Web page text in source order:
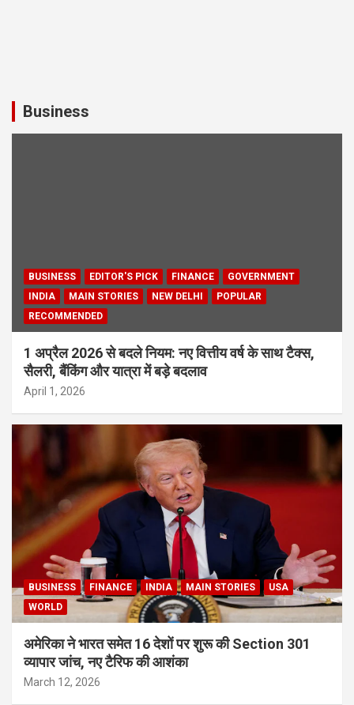
Business
BUSINESS EDITOR'S PICK FINANCE
GOVERNMENT
INDIA
MAIN STORIES NEW DELHI
POPULAR
RECOMMENDED
1 अप्रैल 2026 से बदले नियम: नए वित्तीय वर्ष के साथ टैक्स,
सैलरी, बैंकिंग और यात्रा में बड़े बदलाव
April 1, 2026
BUSINESS FINANCE INDIA MAIN STORIES
USA
WORLD
अमेरिका ने भारत समेत 16 देशों पर शुरू की Section 301
व्यापार जांच, नए टैरिफ की आशंका
March 12, 2026